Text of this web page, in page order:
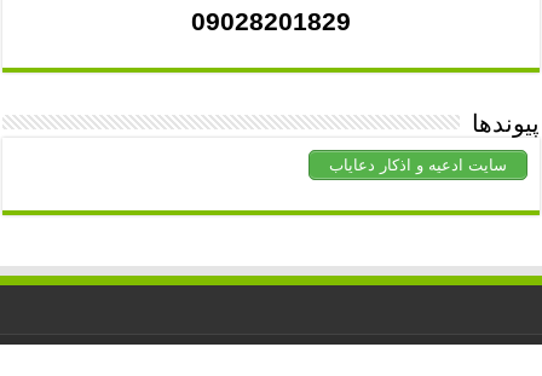
09028201829
پیوندها
سایت ادعیه و اذکار دعایاب